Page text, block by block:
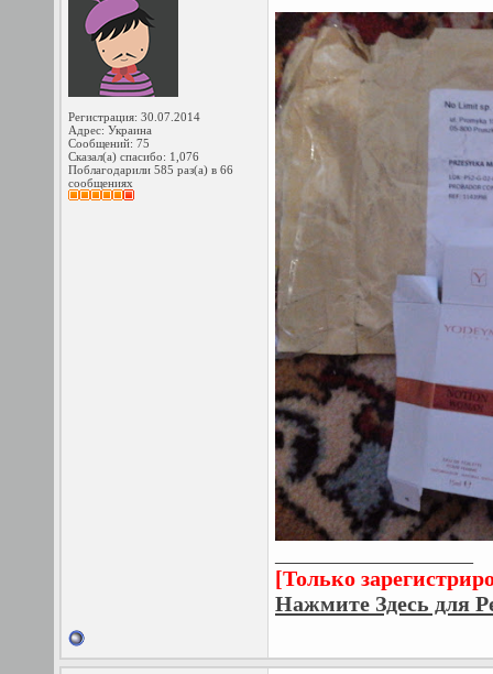
Регистрация: 30.07.2014
Адрес: Украина
Сообщений: 75
Сказал(а) спасибо: 1,076
Поблагодарили 585 раз(а) в 66
сообщениях
[Только
Нажмите Здесь для